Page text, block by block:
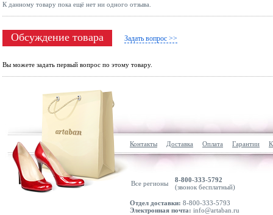
К данному товару пока ещё нет ни одного отзыва.
Обсуждение товара Задать вопрос >>
Вы можете задать первый вопрос по этому товару.
Контакты Доставка Оплата Гарантии
Все регионы
8-800-333-5792
(звонок бесплатный)
Отдел доставки: 8-800-333-5793
Электронная почта: info@artaban.ru